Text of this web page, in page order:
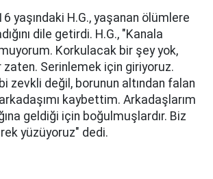
yaşındaki H.G., yaşanan ölümlere
dile getirdi. H.G., "Kanala
Korkulacak bir şey yok,
zaten. Serinlemek için giriyoruz.
zevkli değil, borunun altından falan
kaybettim. Arkadaşlarım
geldiği için boğulmuşlardır. Biz
yüzüyoruz" dedi.